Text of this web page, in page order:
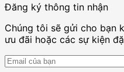
Đăng ký thông tin nhận
Chúng tôi sẽ gửi cho bạn
ưu đãi hoặc các sự kiện